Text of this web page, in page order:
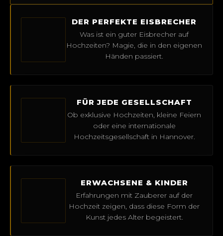
DER PERFEKTE EISBRECHER
Was ist ein guter Eisbrecher auf
Hochzeiten? Magie, die in den eigenen
Händen passiert.
FÜR JEDE GESELLSCHAFT
Ob exklusive Hochzeiten, kleine Feiern
oder eine internationale
Hochzeitsgesellschaft in Hannover.
ERWACHSENE & KINDER
Erfahrungen mit Zauberer auf der
Hochzeit zeigen, dass diese Form der
Kunst jedes Alter begeistert.